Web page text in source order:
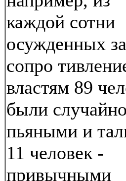
каждой сотни
осужденных за
сопро
властям 89
были
пьяными и
11 человек -
привычными